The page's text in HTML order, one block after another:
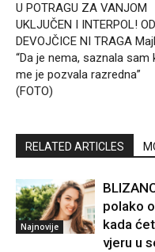
U POTRAGU ZA VANJOM
UKLJUČEN I INTERPOL! OD
DEVOJČICE NI TRAGA
“Da je nema, saznala sam
me je pozvala razredna”
(FOTO)
RELATED ARTICLES
Najnovije
polako
kada
vjeru u